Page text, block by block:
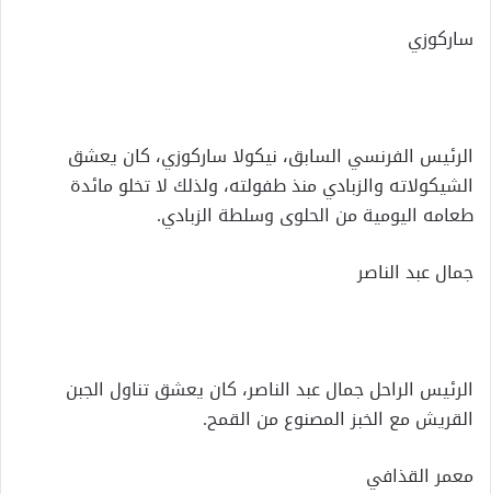
ساركوزي
الرئيس الفرنسي السابق، نيكولا ساركوزي، كان يعشق
الشيكولاته والزبادي منذ طفولته، ولذلك لا تخلو مائدة
طعامه اليومية من الحلوى وسلطة الزبادي.
جمال عبد الناصر
الرئيس الراحل جمال عبد الناصر، كان يعشق تناول الجبن
القريش مع الخبز المصنوع من القمح.
معمر القذافي